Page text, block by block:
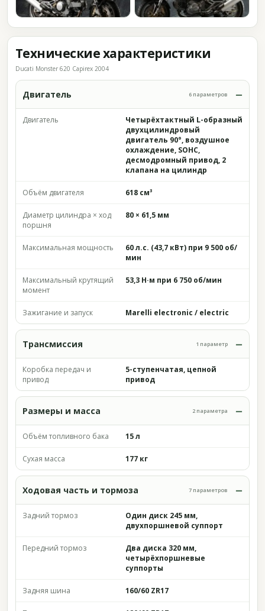
Технические характеристики
Ducati Monster 620 Capirex 2004
Двигатель 6 параметров
Двигатель
Четырёхтактный L-образный
двухцилиндровый
двигатель 90°, воздушное
охлаждение, SOHC,
десмодромный привод, 2
клапана на цилиндр
Объём двигателя 618 см³
Диаметр цилиндра × ход
поршня
80 × 61,5 мм
Максимальная мощность
60 л.с. (43,7 кВт) при 9 500 об/
мин
Максимальный крутящий
момент
53,3 Н·м при 6 750 об/мин
Зажигание и запуск Marelli electronic / electric
Трансмиссия 1 параметр
Коробка передач и
привод
5-ступенчатая, цепной
привод
Размеры и масса 2 параметра
Объём топливного бака 15 л
Сухая масса 177 кг
Ходовая часть и тормоза 7 параметров
Задний тормоз
Один диск 245 мм,
двухпоршневой суппорт
Передний тормоз
Два диска 320 мм,
четырёхпоршневые
суппорты
Задняя шина 160/60 ZR17